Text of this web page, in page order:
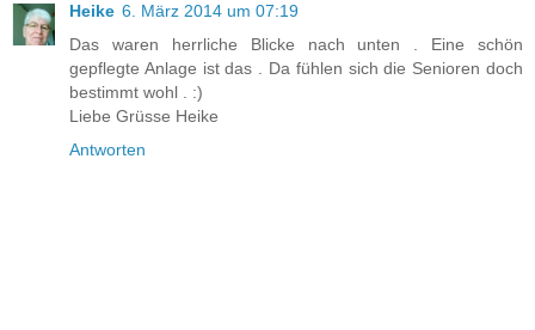
Heike 6. März 2014 um 07:19
Das waren herrliche Blicke nach unten . Eine schön
gepflegte Anlage ist das . Da fühlen sich die Senioren doch
bestimmt wohl . :)
Liebe Grüsse Heike
Antworten